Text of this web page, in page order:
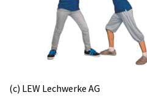
Impressum
(c) LEW Lechwerke AG